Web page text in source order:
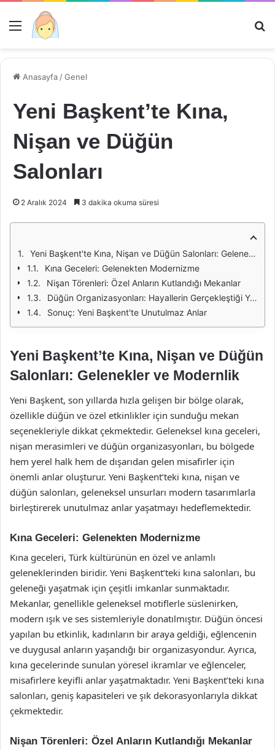
Menü
Anasayfa /Genel
Yeni Başkent’te Kına,
Nişan ve Düğün
Salonları
2 Aralık 2024 3 dakika okuma süresi
Yeni Başkent'te Kına, Nişan ve Düğün Salonları: Gelenekler ve Modernlik
Kına Geceleri: Gelenekten Modernizme
Nişan Törenleri: Özel Anların Kutlandığı Mekanlar
Düğün Organizasyonları: Hayallerin Gerçekleştiği Yerler
Sonuç: Yeni Başkent'te Unutulmaz Anlar
Yeni Başkent’te Kına, Nişan ve Düğün
Salonları: Gelenekler ve Modernlik
Yeni Başkent, son yıllarda hızla gelişen bir bölge olarak,
özellikle düğün ve özel etkinlikler için sunduğu mekan
seçenekleriyle dikkat çekmektedir. Geleneksel kına geceleri,
nişan merasimleri ve düğün organizasyonları, bu bölgede
hem yerel halk hem de dışarıdan gelen misafirler için
önemli anlar oluşturur. Yeni Başkent’teki kına, nişan ve
düğün salonları, geleneksel unsurları modern tasarımlarla
birleştirerek unutulmaz anlar yaşatmayı hedeflemektedir.
Kına Geceleri: Gelenekten Modernizme
Kına geceleri, Türk kültürünün en özel ve anlamlı
geleneklerinden biridir. Yeni Başkent’teki kına salonları, bu
geleneği yaşatmak için çeşitli imkanlar sunmaktadır.
Mekanlar, genellikle geleneksel motiflerle süslenirken,
modern ışık ve ses sistemleriyle donatılmıştır. Düğün öncesi
yapılan bu etkinlik, kadınların bir araya geldiği, eğlencenin
ve duygusal anların yaşandığı bir organizasyondur. Ayrıca,
kına gecelerinde sunulan yöresel ikramlar ve eğlenceler,
misafirlere keyifli anlar yaşatmaktadır. Yeni Başkent’teki kına
salonları, geniş kapasiteleri ve şık dekorasyonlarıyla dikkat
çekmektedir.
Nişan Törenleri: Özel Anların Kutlandığı Mekanlar